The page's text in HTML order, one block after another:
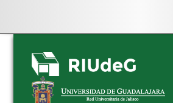
Skip
navigation